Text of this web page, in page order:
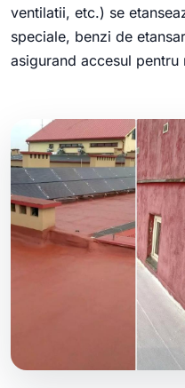
ventilatii, etc.) se
speciale, benzi de
asigurand accesul